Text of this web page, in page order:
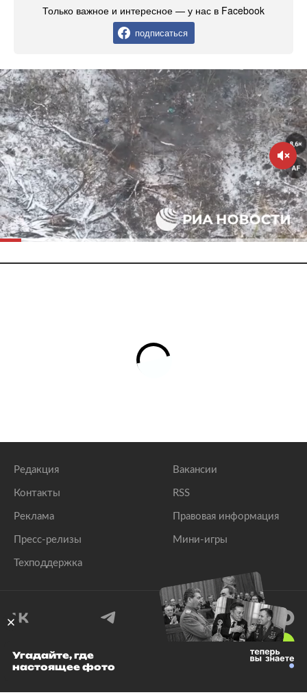
Только важное и интересное — у нас в Facebook
подписаться
Редакция
Контакты
Реклама
Пресс-релизы
Техподдержка
Вакансии
RSS
Правовая информация
Мини-игры
© 1999–2026 Все права защищены.
Угадайте, где
настоящее фото